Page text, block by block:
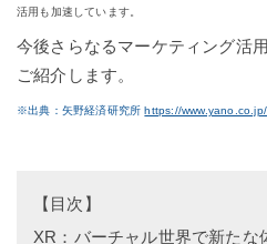
活用も加速しています。
今後さらなるマーケティング活
ご紹介します。
※出典：矢野経済研究所https://
【目次】
XR：バーチャル世界で新たな